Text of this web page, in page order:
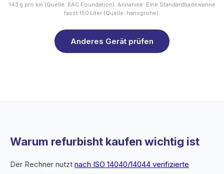
143 g pro km (Quelle: RAC Foundation). Annahme: Eine Standardbadewanne
fasst 150 Liter (Quelle: hansgrohe).
Anderes Gerät prüfen
Warum refurbisht kaufen wichtig ist
Der Rechner nutzt nach ISO 14040/14044 verifizierte